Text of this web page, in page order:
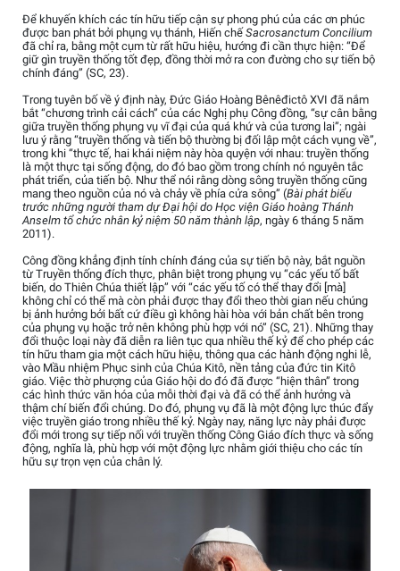
Để khuyến khích các tín hữu tiếp cận sự phong phú của các ơn phúc
được ban phát bởi phụng vụ thánh, Hiến chếSacrosanctum Concilium
đã chỉ ra, bằng một cụm từ rất hữu hiệu, hướng đi cần thực hiện: “Để
giữ gìn truyền thống tốt đẹp, đồng thời mở ra con đường cho sự tiến bộ
chính đáng” (SC, 23).
Trong tuyên bố về ý định này, Đức Giáo Hoàng Bênêđictô XVI đã nắm
bắt “chương trình cải cách” của các Nghị phụ Công đồng, “sự cân bằng
giữa truyền thống phụng vụ vĩ đại của quá khứ và của tương lai”; ngài
lưu ý rằng “truyền thống và tiến bộ thường bị đối lập một cách vụng về”,
trong khi “thực tế, hai khái niệm này hòa quyện với nhau: truyền thống
là một thực tại sống động, do đó bao gồm trong chính nó nguyên tắc
phát triển, của tiến bộ. Như thể nói rằng dòng sông truyền thống cũng
mang theo nguồn của nó và chảy về phía cửa sông” (Bài phát biểu
trước những người tham dự Đại hội do Học viện Giáo hoàng Thánh
Anselm tổ chức nhân kỷ niệm 50 năm thành lập, ngày 6 tháng 5 năm
2011).
Công đồng khẳng định tính chính đáng của sự tiến bộ này, bắt nguồn
từ Truyền thống đích thực, phân biệt trong phụng vụ “các yếu tố bất
biến, do Thiên Chúa thiết lập” với “các yếu tố có thể thay đổi [mà]
không chỉ có thể mà còn phải được thay đổi theo thời gian nếu chúng
bị ảnh hưởng bởi bất cứ điều gì không hài hòa với bản chất bên trong
của phụng vụ hoặc trở nên không phù hợp với nó” (SC, 21). Những thay
đổi thuộc loại này đã diễn ra liên tục qua nhiều thế kỷ để cho phép các
tín hữu tham gia một cách hữu hiệu, thông qua các hành động nghi lễ,
vào Mầu nhiệm Phục sinh của Chúa Kitô, nền tảng của đức tin Kitô
giáo. Việc thờ phượng của Giáo hội do đó đã được “hiện thân” trong
các hình thức văn hóa của mỗi thời đại và đã có thể ảnh hưởng và
thậm chí biến đổi chúng. Do đó, phụng vụ đã là một động lực thúc đẩy
việc truyền giáo trong nhiều thế kỷ. Ngày nay, năng lực này phải được
đổi mới trong sự tiếp nối với truyền thống Công Giáo đích thực và sống
động, nghĩa là, phù hợp với một động lực nhằm giới thiệu cho các tín
hữu sự trọn vẹn của chân lý.